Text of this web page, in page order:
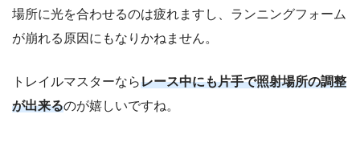
場所に光を合わせるのは疲れますし、ランニングフォーム
が崩れる原因にもなりかねません。
トレイルマスターならレース中にも片手で照射場所の調整
が出来るのが嬉しいですね。